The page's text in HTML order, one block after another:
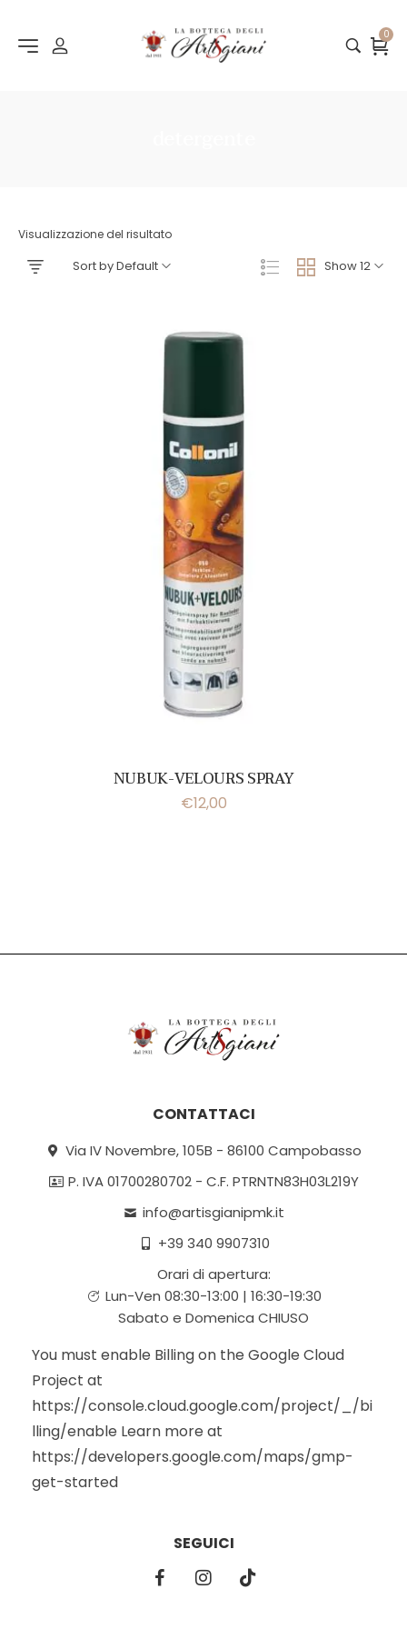
0
Visualizzazione del risultato
Show 12
Sort by Default
NUBUK-VELOURS SPRAY
€12,00
CONTATTACI
Via IV Novembre, 105B - 86100 Campobasso
P. IVA 01700280702 - C.F. PTRNTN83H03L219Y
info@artisgianipmk.it
+39 340 9907310
Orari di apertura:
Lun-Ven 08:30-13:00 | 16:30-19:30
Sabato e Domenica CHIUSO
You must enable Billing on the Google Cloud
Project at
https://console.cloud.google.com/project/_/bi
lling/enable Learn more at
https://developers.google.com/maps/gmp-
get-started
SEGUICI